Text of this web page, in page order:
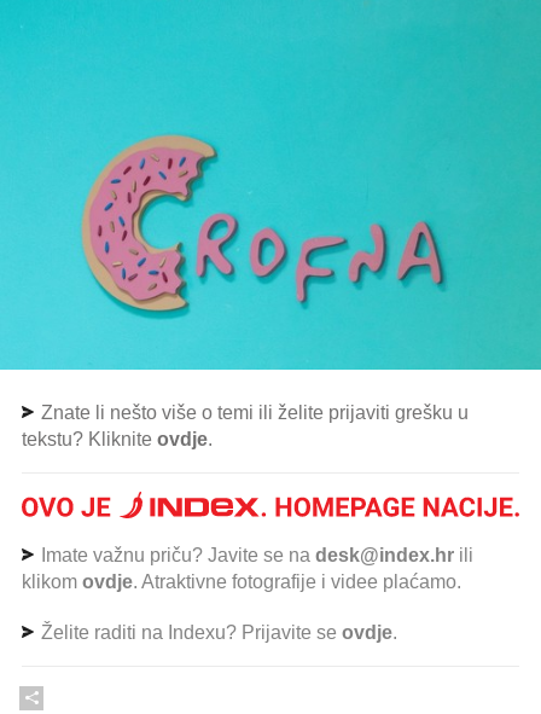
Znate li nešto više o temi ili želite prijaviti grešku u
tekstu? Kliknite ovdje.
Imate važnu priču? Javite se na desk@index.hr ili
klikom ovdje. Atraktivne fotografije i videe plaćamo.
Želite raditi na Indexu? Prijavite se ovdje.